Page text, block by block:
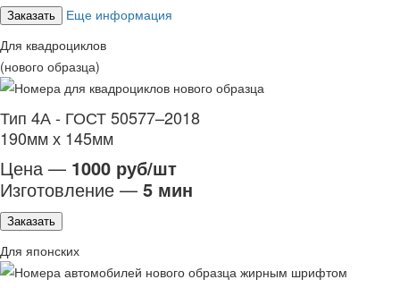
Заказать
Еще информация
Для квадроциклов
(нового образца)
Тип 4А - ГОСТ 50577–2018
190мм х 145мм
Цена — 1000 руб/шт
Изготовление — 5 мин
Заказать
Для японских